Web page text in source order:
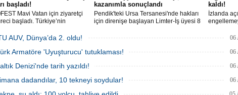
başladı!
Mavi Vatan için ziyaretçi
başladı. Türkiye’nin
etkinliği, 20-23 Ağustos
arasında Gölcük Tersanesi
gerçekleştirilecek.
kazanımla sonuçlandı
Pendik'teki Ursa Tersanesi'nde hakları
için direnişe başlayan Limter-İş üyesi 8
arabulucu görüşmesinde tüm
Sendika, sözlerin tutulmaması halinde
kaldı!
İzlanda
protesto
Britanyalı
AUV, Dünya’da 2. oldu! 06
Armatöre 'Uyuşturucu' tutuklaması! 06
Denizi'nde tarih yazıldı! 06
dadandılar, 10 tekneyi soydular! 06